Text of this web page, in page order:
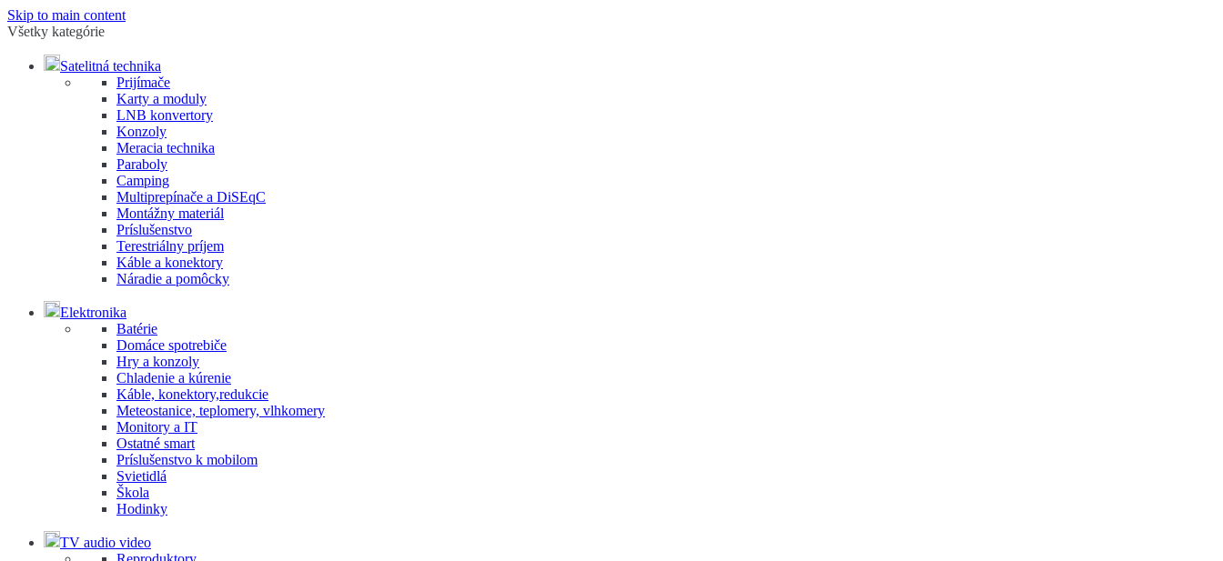
Skip to main content
Všetky kategórie
Satelitná technika
Prijímače
Karty a moduly
LNB konvertory
Konzoly
Meracia technika
Paraboly
Camping
Multiprepínače a DiSEqC
Montážny materiál
Príslušenstvo
Terestriálny príjem
Káble a konektory
Náradie a pomôcky
Elektronika
Batérie
Domáce spotrebiče
Hry a konzoly
Chladenie a kúrenie
Káble, konektory,redukcie
Meteostanice, teplomery, vlhkomery
Monitory a IT
Ostatné smart
Príslušenstvo k mobilom
Svietidlá
Škola
Hodinky
TV audio video